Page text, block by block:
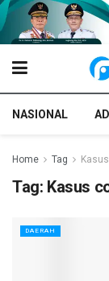
NASIONAL
Home Tag
Tag: Kasus
DAERAH